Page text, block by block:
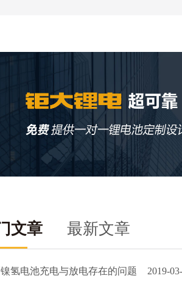
文章 最新文章
氢电池充电与放电存在的问题 2019-